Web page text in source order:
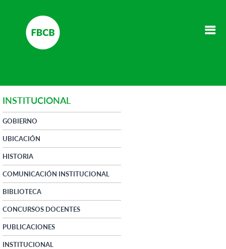
INSTITUCIONAL
GOBIERNO
UBICACIÓN
HISTORIA
COMUNICACIÓN INSTITUCIONAL
BIBLIOTECA
CONCURSOS DOCENTES
PUBLICACIONES
INSTITUCIONAL